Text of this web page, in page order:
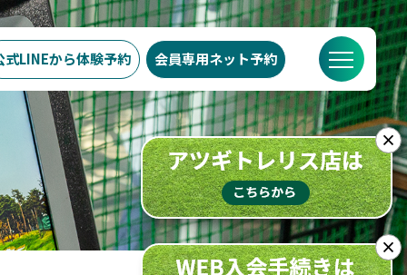
の流れ スケジュール ブログ FAQ 店舗概要
式LINEから体験予約 会員専用ネット予約
×
×